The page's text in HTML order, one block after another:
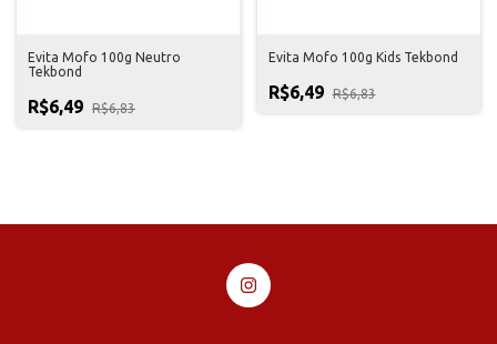
Evita Mofo 100g Neutro
Tekbond
R$6,49 R$6,83
Evita Mofo 100g Kids Tekbond
R$6,49 R$6,83